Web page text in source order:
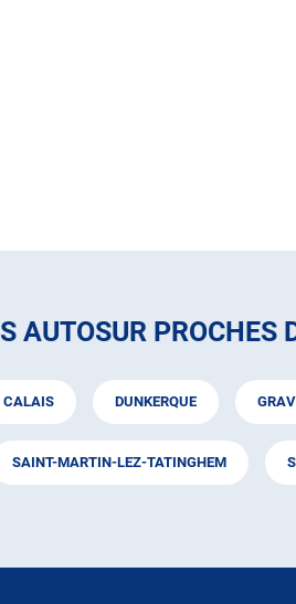
AUTOSUR PROCHES
CALAIS DUNKERQUE
SAINT-MARTIN-LEZ-TATINGHEM